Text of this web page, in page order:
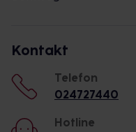
Kontakt
Telefon
024727440
Hotline